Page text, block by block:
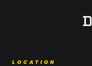
LOCATION